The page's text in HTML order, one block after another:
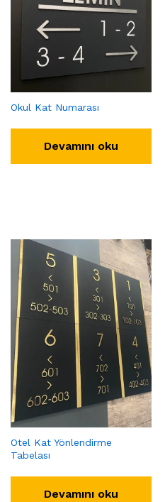
Okul Kat Numarası
Devamını oku
Otel Kat Yönlendirme
Tabelası
Devamını oku